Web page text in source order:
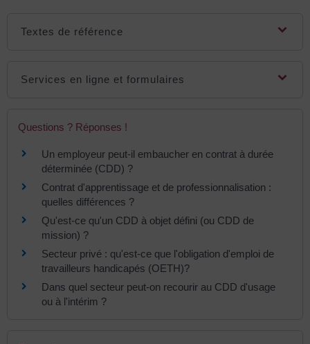
Textes de référence
Services en ligne et formulaires
Questions ? Réponses !
Un employeur peut-il embaucher en contrat à durée
déterminée (CDD) ?
Contrat d'apprentissage et de professionnalisation :
quelles différences ?
Qu'est-ce qu'un CDD à objet défini (ou CDD de
mission) ?
Secteur privé : qu'est-ce que l'obligation d'emploi de
travailleurs handicapés (OETH)?
Dans quel secteur peut-on recourir au CDD d'usage
ou à l'intérim ?